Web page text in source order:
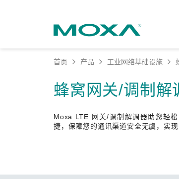
首页 产品 工业网络基础设施
蜂窝网关/调制解
Moxa LTE 网关/调制解调器助您轻
捷，保障您的通讯渠道安全无虞，实